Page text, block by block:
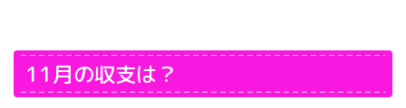
11月の収支は？